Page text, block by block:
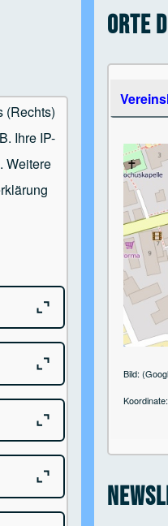
(Rechts)
Ihre IP-
Weitere
Close or Open tab
Close or Open tab
Close or Open tab
Close or Open tab
Orte
Use the
Bild: